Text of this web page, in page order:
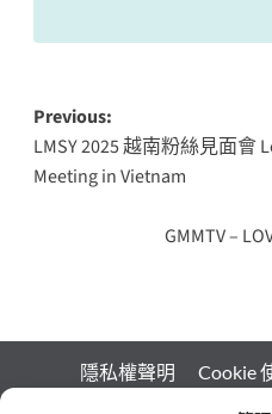
Previous:
LMSY 2025 越南粉絲見面會
Meeting in Vietnam
GMMTV –
隱私權聲明 Cookie